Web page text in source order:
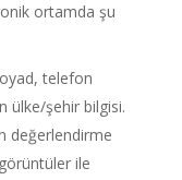
ortamda şu
telefon
ülke/şehir bilgisi.
değerlendirme
ile